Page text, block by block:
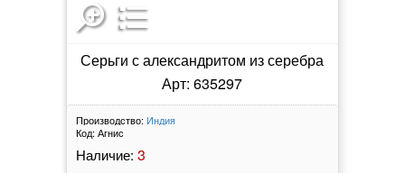
Серьги с александритом из серебра
Арт: 635297
Производство: Индия
Код: Агнис
Наличие: 3